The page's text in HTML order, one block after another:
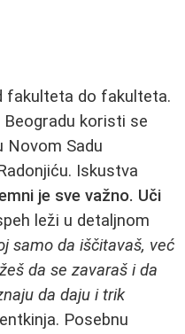
fakulteta do fakulteta.
koristi se
Novom Sadu
Iskustva
je sve važno. Uči
leži u detaljnom
samo da iščitavaš, već
da se zavaraš i da
da daju i trik
Posebnu